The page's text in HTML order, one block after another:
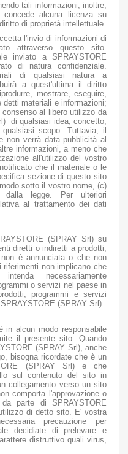
tali informazioni, inoltre,
concede alcuna licenza su
di proprietà intellettuale.
l'invio di informazioni di
attraverso questo sito.
inviato a SPRAYSTORE
di natura confidenziale.
di qualsiasi natura a
a quest'ultima il diritto
mostrare, eseguire,
materiali e informazioni;
al libero utilizzo da
di qualsiasi idea, concetto,
scopo. Tuttavia, il
non verrà data pubblicità al
informazioni, a meno che
all'utilizzo del vostro
che il materiale o le
sezione di questo sito
sotto il vostro nome, (c)
dalla legge. Per ulteriori
al trattamento dei dati
(SPRAY Srl) su
diretti o indiretti a prodotti,
è annunciata o che non
non implicano che
necessariamente
o servizi nel paese in
programmi e servizi
(SPRAY Srl).
in alcun modo responsabile
il presente sito. Quando
(SPRAY Srl), anche
bisogna ricordate che è un
(SPRAY Srl) e che
sul contenuto del sito in
collegamento verso un sito
comporta l'approvazione o
parte di SPRAYSTORE
di detto sito. E' vostra
precauzione per
decidiate di prelevare e
distruttivo quali virus,